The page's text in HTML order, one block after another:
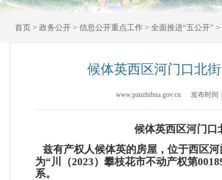
首页 > 政务公开 > 信息公开重点工作 > 全面推进“五公开” >
候体英西区河门口北
www.panzhihua.gov.cn 发布时间
候体英西区河门口
兹有产权人候体英的房屋，位于西区
为“川（2023）攀枝花市不动产权第
系。